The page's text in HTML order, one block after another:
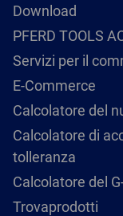
Download
PFERD TOOLS
Servizi per il
E-Commerce
Calcolatore del
Calcolatore di
tolleranza
Calcolatore del
Trovaprodotti